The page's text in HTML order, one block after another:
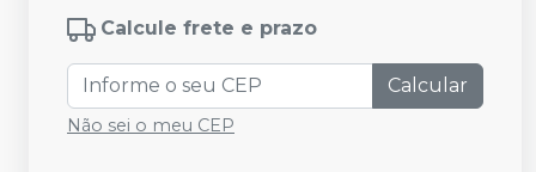
Calcule frete e prazo
Calcular
Não sei o meu CEP